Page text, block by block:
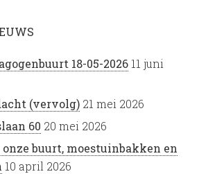
18-05-2026 11 juni
(vervolg) 21 mei 2026
60 20 mei 2026
buurt, moestuinbakken en
10 april 2026